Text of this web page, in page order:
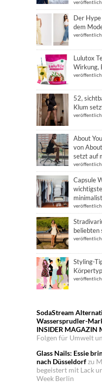
Der
dem
Lulutox
Wirkung,
52,
Klum
About
von
setzt auf
Capsule
beliebten
Styling-
SodaStream
Wassersprudler-
INSIDER MAGAZIN
Folgen für Umwelt
Glass Nails: Essie
nach Düsseldorfzu
begeistert mit Lack
Week Berlin